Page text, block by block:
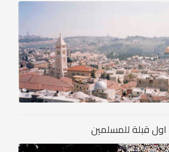
قبلة للمسلمين